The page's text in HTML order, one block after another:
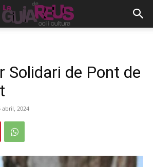
Solidari de Pont de
abril, 2024